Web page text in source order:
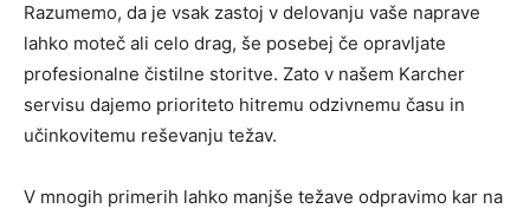
Razumemo, da je vsak zastoj v delovanju vaše naprave
lahko moteč ali celo drag, še posebej če opravljate
profesionalne čistilne storitve. Zato v našem Karcher
servisu dajemo prioriteto hitremu odzivnemu času in
učinkovitemu reševanju težav.
V mnogih primerih lahko manjše težave odpravimo kar na